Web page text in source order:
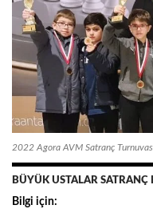
2022 Agora AVM Satranç
BÜYÜK USTALAR SATRANÇ
Bilgi için: